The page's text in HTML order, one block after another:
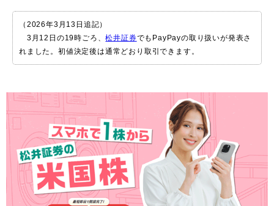
（2026年3月13日追記）
3月12日の19時ごろ、松井証券でもPayPayの取り扱いが発表さ
れました。初値決定後は通常どおり取引できます。